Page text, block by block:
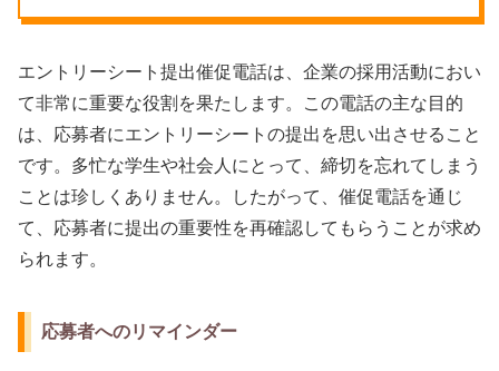
エントリーシート提出催促電話は、企業の採用活動におい
て非常に重要な役割を果たします。この電話の主な目的
は、応募者にエントリーシートの提出を思い出させること
です。多忙な学生や社会人にとって、締切を忘れてしまう
ことは珍しくありません。したがって、催促電話を通じ
て、応募者に提出の重要性を再確認してもらうことが求め
られます。
応募者へのリマインダー